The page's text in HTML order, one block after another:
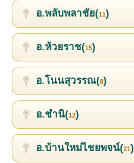
อ.พลับพลาชัย(11)
อ.ห้วยราช(15)
อ.โนนสุวรรณ(8)
อ.ชำนิ(12)
อ.บ้านใหม่ไชยพจน์(21)